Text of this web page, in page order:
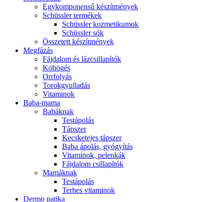
Egykomponensű készítmények
Schüssler termékek
Schüssler kozmetikumok
Schüssler sók
Összetett készítmények
Megfázás
Fájdalom és lázcsillapítók
Köhögés
Orrfolyás
Torokgyulladás
Vitaminok
Baba-mama
Babáknak
Testápolás
Tápszer
Kecsketejes tápszer
Baba ápolás, gyógyítás
Vitaminok, pelenkák
Fájdalom csillapítók
Mamáknak
Testápolás
Terhes vitaminok
Dermo patika